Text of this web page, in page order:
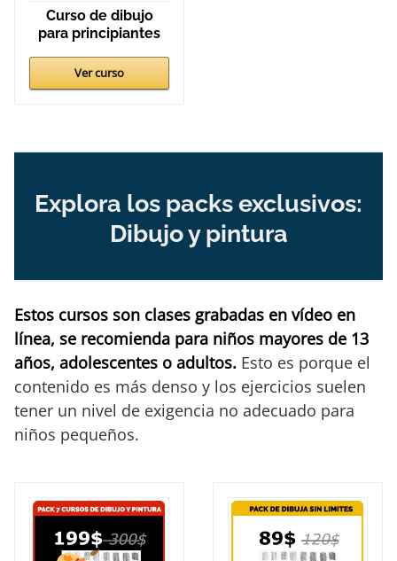
Curso de dibujo
para principiantes
Ver curso
Explora los packs exclusivos:
Dibujo y pintura
Estos cursos son clases grabadas en vídeo en
línea, se recomienda para niños mayores de 13
años, adolescentes o adultos. Esto es porque el
contenido es más denso y los ejercicios suelen
tener un nivel de exigencia no adecuado para
niños pequeños.